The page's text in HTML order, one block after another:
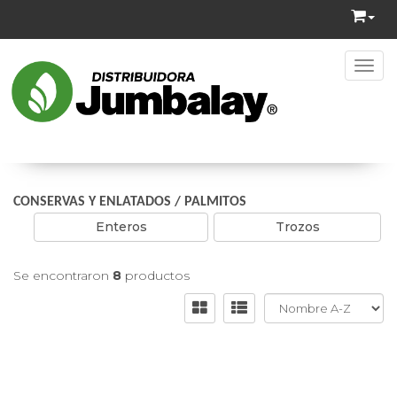
CONSERVAS Y ENLATADOS / PALMITOS
Enteros Trozos
Se encontraron 8 productos